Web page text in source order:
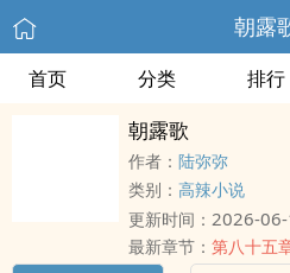
朝露
首页 分类 排行
朝露歌
作者： 陆弥弥
类别： 高辣小说
更新时间： 2026-
最新章节： 第八十五